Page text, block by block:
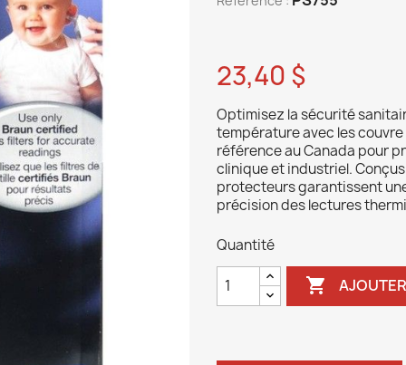
23,40 $
Optimisez la sécurité
température avec les
référence au Canada pour
clinique et industriel.
protecteurs garantissent
précision des lectures
Quantité
